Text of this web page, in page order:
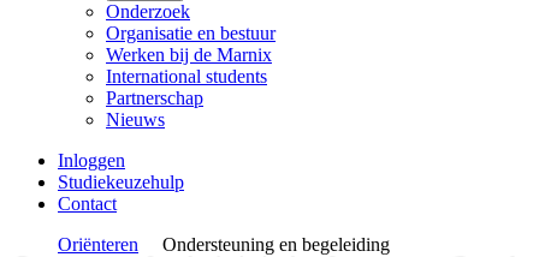
Onderzoek
Organisatie en bestuur
Werken bij de Marnix
International students
Partnerschap
Nieuws
Inloggen
Studiekeuzehulp
Contact
Oriënteren
Ondersteuning en begeleiding